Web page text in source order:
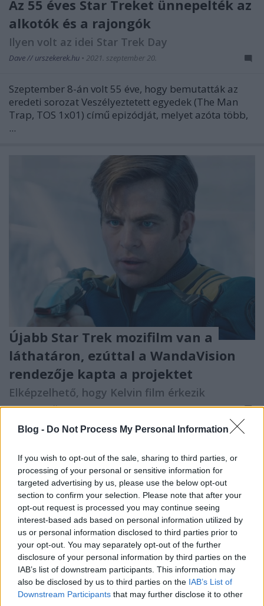
Blog - Do Not Process My Personal Information
If you wish to opt-out of the sale, sharing to third parties, or
processing of your personal or sensitive information for
targeted advertising by us, please use the below opt-out
section to confirm your selection. Please note that after your
opt-out request is processed you may continue seeing
interest-based ads based on personal information utilized by
us or personal information disclosed to third parties prior to
your opt-out. You may separately opt-out of the further
disclosure of your personal information by third parties on the
IAB’s list of downstream participants. This information may
also be disclosed by us to third parties on the IAB’s List of
Downstream Participants that may further disclose it to other
Az 55 éves Star Treket ünnepelték az
alkotók és a rajongók
Ilyen volt az idei Star Trek Day
Dave // urszekerek.hu • 2021. szeptember 20.
Szeptember 8-án volt 55 éve, hogy bemutatták az
eredeti sorozatVeszélyeztetett egyedek (The Man
Trap, TOS 1x01) című epizódját, melyet azóta több,
...
Újabb Star Trek mozifilm van a
láthatáron, ezúttal a WandaVision
rendezője kapta a projektet
Elképzelhető, hogy Kelvin film érkezik
FCs.•2021. július 14.
Star Trek nagyvásznas visszatérése, a tervek szerint
2023 júniusában jelenik meg egy új ...